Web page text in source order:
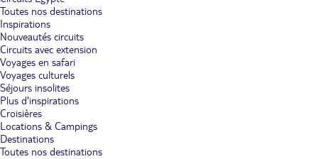
Toutes nos destinations
Inspirations
Nouveautés circuits
Circuits avec extension
Voyages en safari
Voyages culturels
Séjours insolites
Plus d'inspirations
Croisières
Locations & Campings
Destinations
Toutes nos destinations